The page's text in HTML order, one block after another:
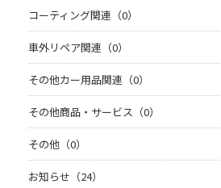
コーティング関連（0）
車外リペア関連（0）
その他カー用品関連（0）
その他商品・サービス（0）
その他（0）
お知らせ（24）